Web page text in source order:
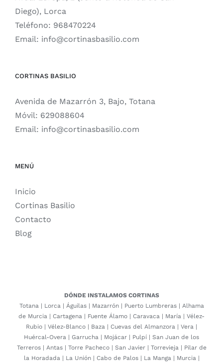
Diego), Lorca
Teléfono: 968470224
Email: info@cortinasbasilio.com
CORTINAS BASILIO
Avenida de Mazarrón 3, Bajo, Totana
Móvil: 629088604
Email: info@cortinasbasilio.com
MENÚ
Inicio
Cortinas Basilio
Contacto
Blog
DÓNDE INSTALAMOS CORTINAS
Totana| Lorca| Águilas| Mazarrón| Puerto Lumbreras| Alhama
de Murcia | Cartagena | Fuente Álamo | Caravaca | María | Vélez-
Rubio | Vélez-Blanco | Baza | Cuevas del Almanzora | Vera |
Huércal-Overa | Garrucha | Mojácar | Pulpí | San Juan de los
Terreros| Antas| Torre Pacheco| San Javier| Torrevieja| Pilar de
la Horadada| La Unión| Cabo de Palos| La Manga| Murcia|